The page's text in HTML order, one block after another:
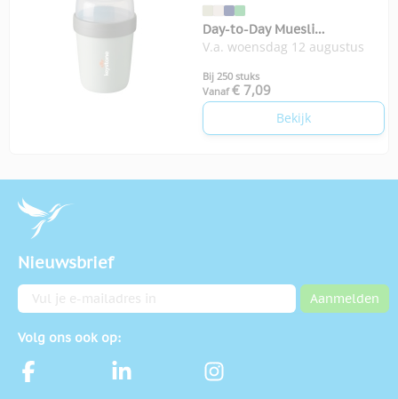
Day-to-Day Muesli
yoghurtbeker 400 ml
V.a. woensdag 12 augustus
Bij 250 stuks
Vanaf € 7,09
Bekijk
Nieuwsbrief
E-mailadres Aanmelden
Volg ons ook op: